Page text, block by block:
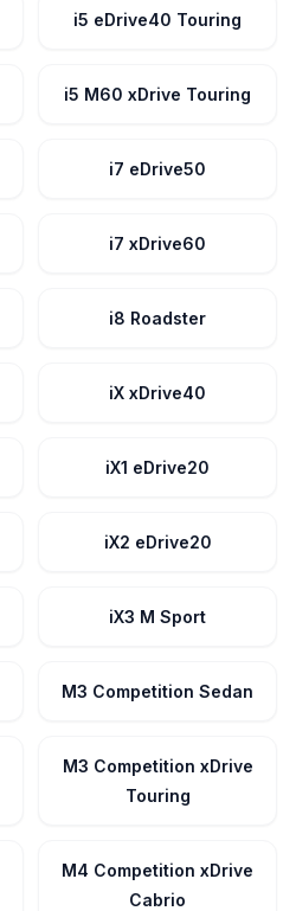
i5 eDrive40 Touring
i5 M60 xDrive Touring
i7 eDrive50
i7 xDrive60
i8 Roadster
iX xDrive40
iX1 eDrive20
iX2 eDrive20
iX3 M Sport
M3 Competition Sedan
M3 Competition xDrive
Touring
M4 Competition xDrive
Cabrio